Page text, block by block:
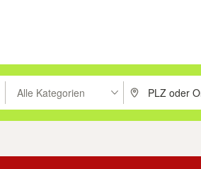
um zu suchen, oder Vorschläge mit
Alle Kategorien PLZ oder Ort